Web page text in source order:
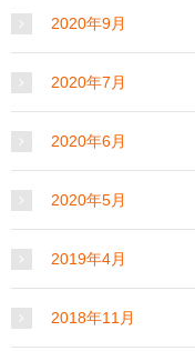
2020年9月
2020年7月
2020年6月
2020年5月
2019年4月
2018年11月